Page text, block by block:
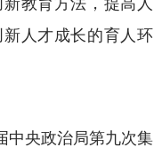
人才成长的育人环
中央政治局第九次集